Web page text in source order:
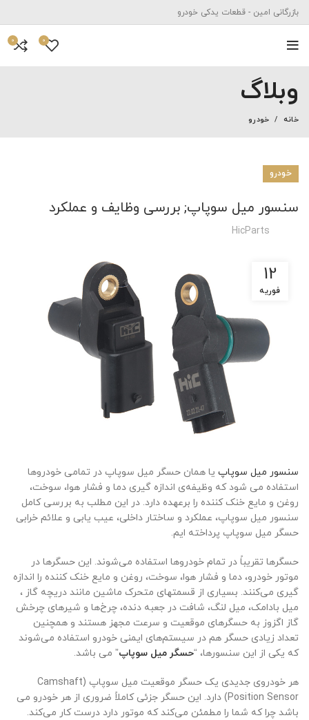
بازرگانی امین - قطعات یدکی خودرو
0
0
وبلاگ
خانه خودرو
خودرو
سنسور میل سوپاپ; بررسی وظایف و عملکرد
HicParts
12
فوریه
سنسور میل سوپاپ یا همان حسگر میل سوپاپ در تمامی خودروها
استفاده می شود که وظیفه‌ی اندازه گیری دما و فشار هوا، سوخت،
روغن و مایع خنک کننده را برعهده دارد. در این مطلب به بررسی کامل
سنسور میل سوپاپ، عملکرد و ساختار داخلی، عیب یابی و علائم خرابی
حسگر میل سوپاپ پرداخته ایم.
حسگرها تقریباً در تمام خودروها استفاده می‌شوند. این حسگرها در
موتور خودرو، دما و فشار هوا، سوخت، روغن و مایع خنک کننده را اندازه
گیری می‌کنند. بسیاری از قسمتهای متحرک ماشین مانند دریچه گاز ،
میل بادامک، میل لنگ، شافت در جعبه دنده، چرخ‌ها و شیرهای چرخش
گاز اگزوز به حسگرهای موقعیت و سرعت مجهز هستند و همچنین
تعداد زیادی حسگر هم در سیستم‌های ایمنی خودرو استفاده می‌شوند
که یکی از این سنسورها، “حسگر میل سوپاپ” می باشد.
هر خودروی جدیدی یک حسگر موقعیت میل سوپاپ (Camshaft
Position Sensor) دارد. این حسگر جزئی کاملاً ضروری از هر خودرو می
باشد چرا که شما را مطمئن می‌کند که موتور دارد درست کار می‌کند.